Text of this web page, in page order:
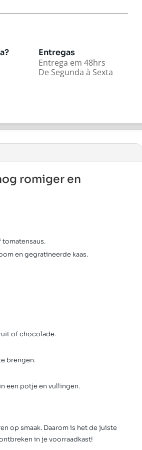
Entregas
Entrega em 48hrs
De Segunda à Sexta
romiger en
tomatensaus.
en gegratineerde kaas.
of chocolade.
brengen.
een potje en vullingen.
op smaak. Daarom is het de juiste
in je voorraadkast!